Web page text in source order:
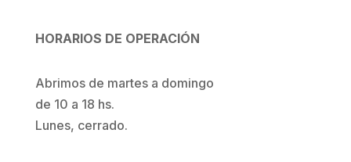
HORARIOS DE OPERACIÓN
Abrimos de martes a domingo
de 10 a 18 hs.
Lunes, cerrado.